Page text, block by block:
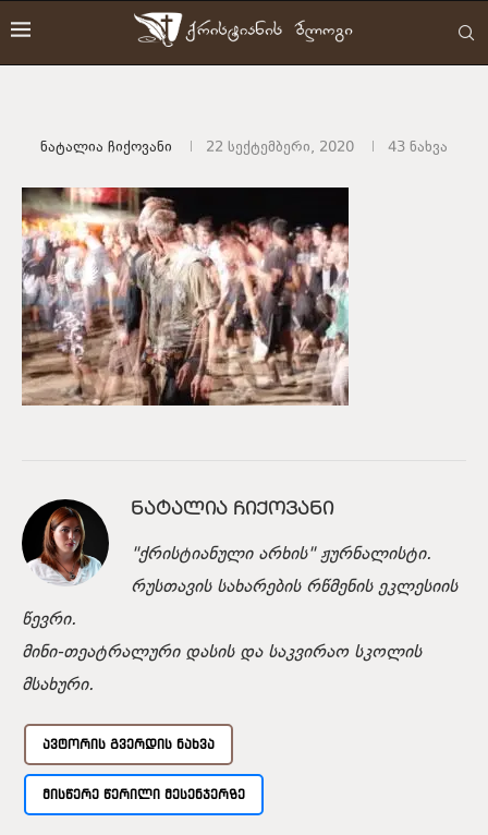
Ნატალია Ჩიქოვანი 22 სექტემბერი, 2020 43 ნახვა
ᲜᲐᲢᲐᲚᲘᲐ ᲩᲘᲥᲝᲕᲐᲜᲘ
"ქრისტიანული არხის" ჟურნალისტი.
რუსთავის სახარების რწმენის ეკლესიის
წევრი.
მინი-თეატრალური დასის და საკვირაო სკოლის
მსახური.
ᲐᲕᲢᲝᲠᲘᲡ ᲒᲕᲔᲠᲓᲘᲡ ᲜᲐᲮᲕᲐ
ᲛᲘᲡᲬᲔᲠᲔ ᲬᲔᲠᲘᲚᲘ ᲛᲔᲡᲔᲜᲯᲔᲠᲖᲔ